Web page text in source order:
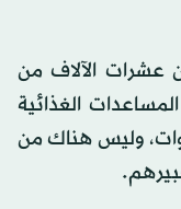
عشرات الآلاف من
الغذائية
وليس هناك من